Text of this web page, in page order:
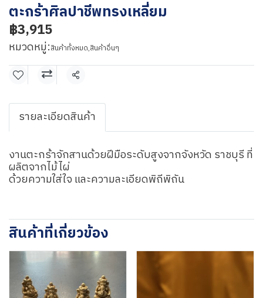
ตะกร้าศิลปาชีพทรงเหลี่ยม
฿3,915
หมวดหมู่:สินค้าทั้งหมด,สินค้าอื่นๆ
แชร์
รายละเอียดสินค้า
งานตะกร้าจักสานด้วยฝีมือระดับสูงจากจังหวัด ราชบุรี ที่
ผลิตจากไม้ไผ่
ด้วยความใส่ใจ และความละเอียดพิถีพิถัน
สินค้าที่เกี่ยวข้อง